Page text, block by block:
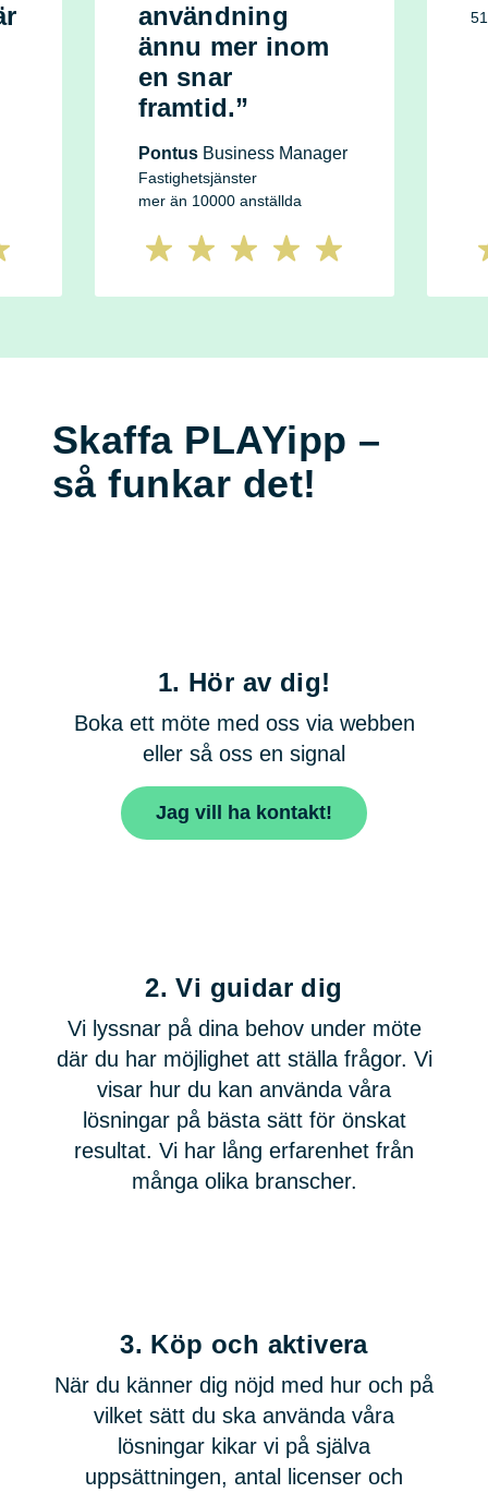
användning
ännu mer inom
en snar
framtid.”
PontusBusiness Manager
Fastighetsjänster
mer än 10000 anställda
Skaffa PLAYipp –
så funkar det!
1. Hör av dig!
Boka ett möte med oss via webben
eller så oss en signal
Jag vill ha kontakt!
2. Vi guidar dig
Vi lyssnar på dina behov under möte
där du har möjlighet att ställa frågor. Vi
visar hur du kan använda våra
lösningar på bästa sätt för önskat
resultat. Vi har lång erfarenhet från
många olika branscher.
3. Köp och aktivera
När du känner dig nöjd med hur och på
vilket sätt du ska använda våra
lösningar kikar vi på själva
uppsättningen, antal licenser och